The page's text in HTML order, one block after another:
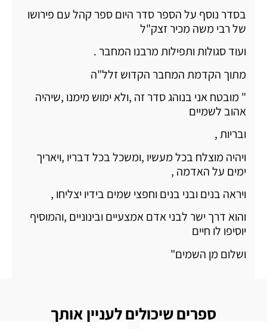
בסדר נוסף על הספר סדר היום ספר קהל עם פירושו
של רבי משה מכיר זצק"ל
ועוד סגולות ותפילות מרבנו המחבר .
מתוך הקדמת המחבר הקדוש זלל"ה
" מובטח אני בנוהג סדר זה ,ולא ימוש מימנו ,שיהיה
אהוב לשמיים
ובריות ,
ויהיה מוצלח בכל מעשיו ,ומשכל בכל דבריו ,ויאריך
ימים על האדמה ,
ויראה בנים ובני בנים וחפצי שמים בידיו יצליחו ,
והוא דרך ישר לבני אדם אמצעיים ובינוניים ,והמוסיף
יוסיפו לו חיים
ושלום מן השמים"
ספרים שיכולים לעניין אותך